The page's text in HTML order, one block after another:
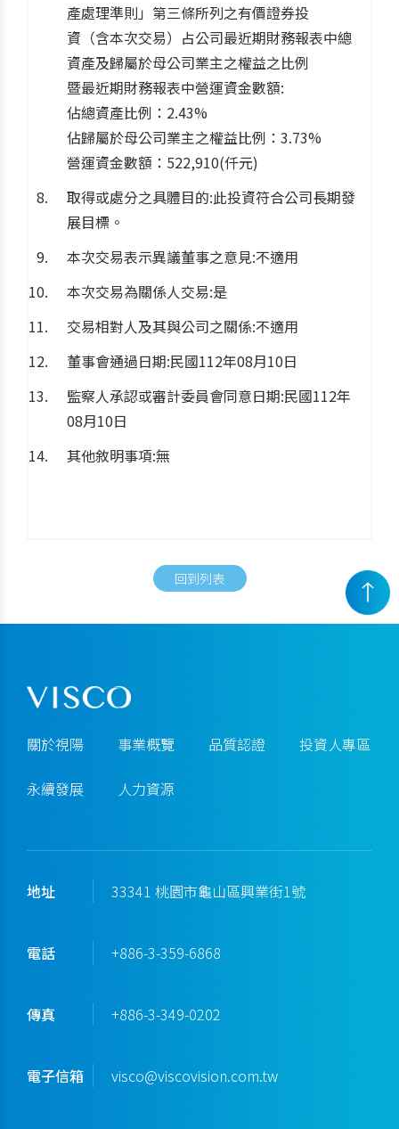
產處理準則」第三條所列之有價證券投
資（含本次交易）占公司最近期財務報表中總
資產及歸屬於母公司業主之權益之比例
暨最近期財務報表中營運資金數額:
佔總資產比例：2.43%
佔歸屬於母公司業主之權益比例：3.73%
營運資金數額：522,910(仟元)
取得或處分之具體目的:此投資符合公司長期發
展目標。
本次交易表示異議董事之意見:不適用
本次交易為關係人交易:是
交易相對人及其與公司之關係:不適用
董事會通過日期:民國112年08月10日
監察人承認或審計委員會同意日期:民國112年
08月10日
其他敘明事項:無
回到列表
關於視陽 事業概覽 品質認證 投資人專區
永續發展 人力資源
地址 33341 桃園市龜山區興業街1號
電話 +886-3-359-6868
傳真 +886-3-349-0202
電子信箱 visco@viscovision.com.tw